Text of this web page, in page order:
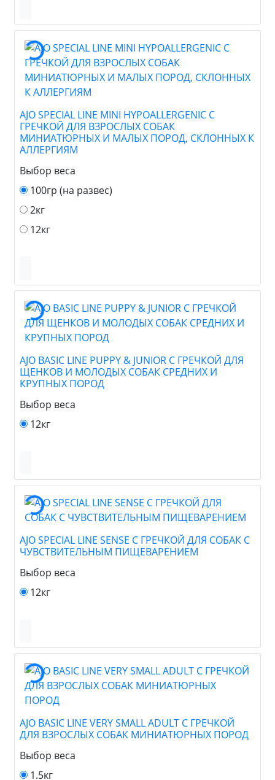
AJO SPECIAL LINE MINI HYPOALLERGENIC С
ГРЕЧКОЙ ДЛЯ ВЗРОСЛЫХ СОБАК
МИНИАТЮРНЫХ И МАЛЫХ ПОРОД, СКЛОННЫХ К
АЛЛЕРГИЯМ
Выбор веса
100гр (на развес)
2кг
12кг
AJO BASIC LINE PUPPY & JUNIOR С ГРЕЧКОЙ ДЛЯ
ЩЕНКОВ И МОЛОДЫХ СОБАК СРЕДНИХ И
КРУПНЫХ ПОРОД
Выбор веса
12кг
AJO SPECIAL LINE SENSE С ГРЕЧКОЙ ДЛЯ СОБАК С
ЧУВСТВИТЕЛЬНЫМ ПИЩЕВАРЕНИЕМ
Выбор веса
12кг
AJO BASIC LINE VERY SMALL ADULT С ГРЕЧКОЙ
ДЛЯ ВЗРОСЛЫХ СОБАК МИНИАТЮРНЫХ ПОРОД
Выбор веса
1.5кг